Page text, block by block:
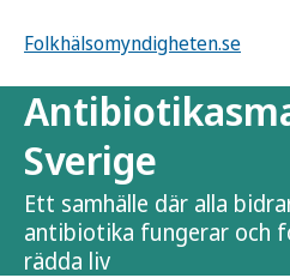
Folkhälsomyndigheten.se
Sverige
Ett samhälle där alla
antibiotika fungerar och
rädda liv